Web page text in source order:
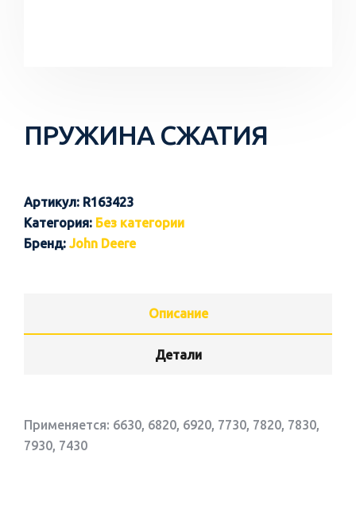
ПРУЖИНА СЖАТИЯ
Артикул: R163423
Категория: Без категории
Бренд: John Deere
Описание
Детали
Применяется: 6630, 6820, 6920, 7730, 7820, 7830,
7930, 7430